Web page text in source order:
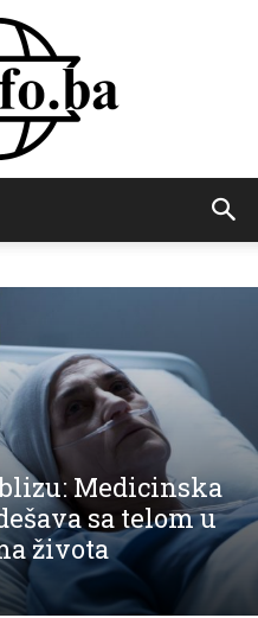
Medicinska
sa telom u
života